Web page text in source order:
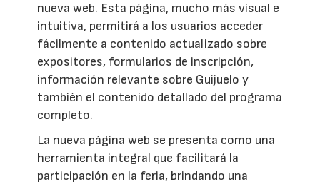
nueva web. Esta página, mucho más visual e
intuitiva, permitirá a los usuarios acceder
fácilmente a contenido actualizado sobre
expositores, formularios de inscripción,
información relevante sobre Guijuelo y
también el contenido detallado del programa
completo.
La nueva página web se presenta como una
herramienta integral que facilitará la
participación en la feria, brindando una